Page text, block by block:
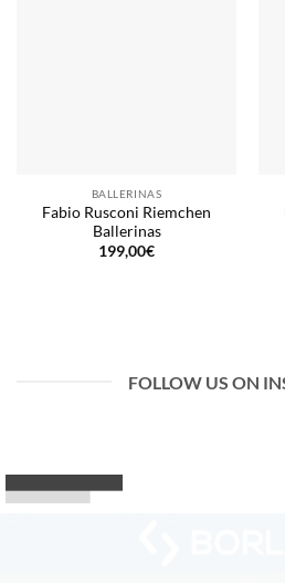
BALLERINAS
Fabio Rusconi Riemchen
Ballerinas
199,00€
FOLLOW US ON